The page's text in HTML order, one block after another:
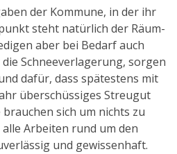
der Kommune, in der ihr
steht natürlich der Räum-
aber bei Bedarf auch
Schneeverlagerung, sorgen
dafür, dass spätestens mit
überschüssiges Streugut
sich um nichts zu
Arbeiten rund um den
und gewissenhaft.